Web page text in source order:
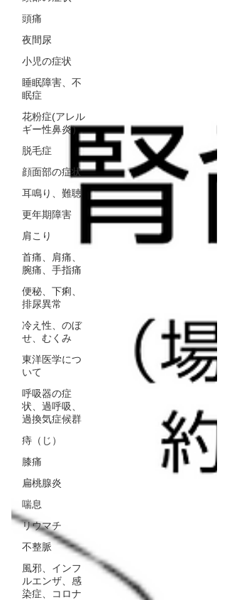
頭痛
夜間尿
小児の症状
睡眠障害、不
眠症
花粉症(アレル
ギー性鼻炎）
脱毛症
顔面部の症状
耳鳴り、難聴
更年期障害
肩こり
首痛、肩痛、
腕痛、手指痛
便秘、下痢、
排尿異常
冷え性、のぼ
せ、むくみ
東洋医学につ
いて
呼吸器の症
状、過呼吸、
過換気症候群
痔（じ）
膝痛
扁桃腺炎
喘息
リウマチ
不整脈
風邪、インフ
ルエンザ、感
染症、コロナ